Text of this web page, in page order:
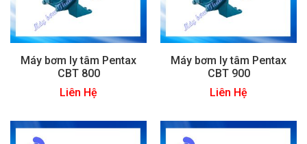
Máy bơm ly tâm Pentax
CBT 800
Liên Hệ
Máy bơm ly tâm Pentax
CBT 900
Liên Hệ